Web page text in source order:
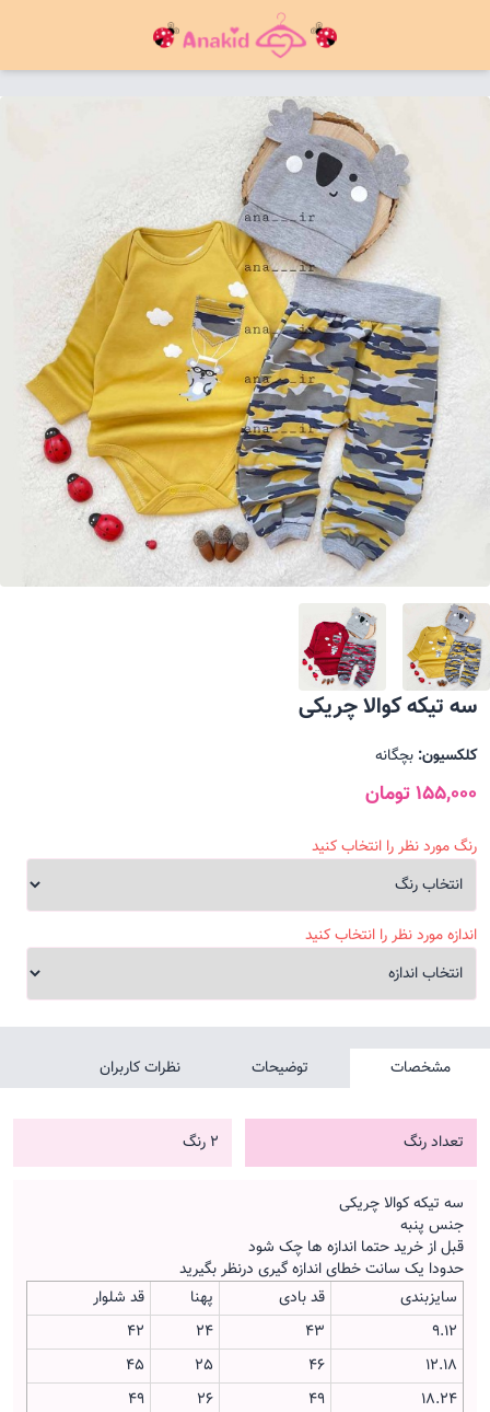
سه تیکه کوالا چریکی
کلکسیون: بچگانه
155,000 تومان
رنگ مورد نظر را انتخاب کنید
اندازه مورد نظر را انتخاب کنید
مشخصات توضیحات نظرات کاربران
تعداد رنگ 2 رنگ
سه تیکه کوالا چریکی
جنس پنبه
قبل از خرید حتما اندازه ها چک شود
حدودا یک سانت خطای اندازه گیری درنظر بگیرید
سایزبندی
قد بادی پهنا
قد شلوار
9.12
43
24
42
12.18
46
25
45
18.24
49
26
49